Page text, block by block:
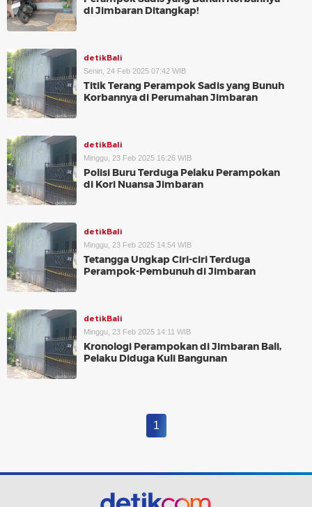
di Jimbaran Ditangkap!
detikBali
Senin, 24 Feb 2025 07:42 WIB
Titik Terang Perampok Sadis yang Bunuh
Korbannya di Perumahan Jimbaran
detikBali
Minggu, 23 Feb 2025 16:26 WIB
Polisi Buru Terduga Pelaku Perampokan
di Kori Nuansa Jimbaran
detikBali
Minggu, 23 Feb 2025 14:54 WIB
Tetangga Ungkap Ciri-ciri Terduga
Perampok-Pembunuh di Jimbaran
detikBali
Minggu, 23 Feb 2025 14:11 WIB
Kronologi Perampokan di Jimbaran Bali,
Pelaku Diduga Kuli Bangunan
1